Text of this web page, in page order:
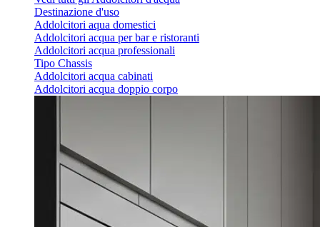
Destinazione d'uso
Addolcitori aqua domestici
Addolcitori acqua per bar e ristoranti
Addolcitori acqua professionali
Tipo Chassis
Addolcitori acqua cabinati
Addolcitori acqua doppio corpo